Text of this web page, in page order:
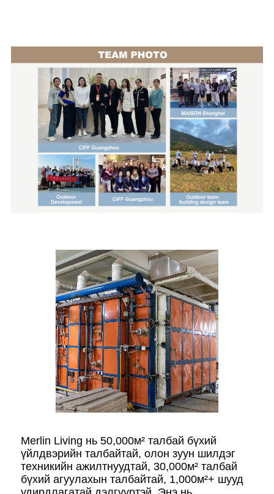
Merlin Living нь 50,000м² талбай бүхий
үйлдвэрийн талбайтай, олон зуун шилдэг
техникийн ажилтнуудтай, 30,000м² талбай
бүхий агуулахын талбайтай, 1,000м²+ шууд